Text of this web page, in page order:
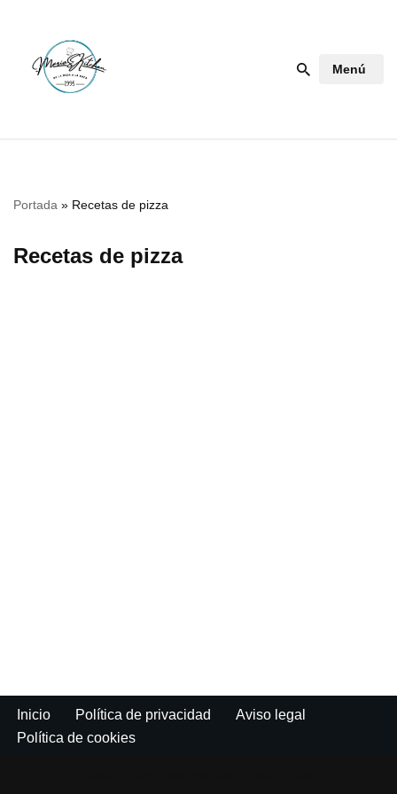
Saltar
contenido
Menú
Portada » Recetas de pizza
Recetas de pizza
Inicio Política de privacidad
Aviso legal
Política de cookies